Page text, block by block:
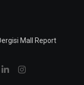
Mall Report